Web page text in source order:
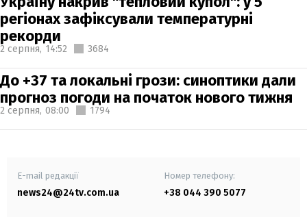
регіонах зафіксували температурні
рекорди
2 серпня, 14:52 3684
До +37 та локальні грози: синоптики дали
прогноз погоди на початок нового тижня
2 серпня, 08:00 1794
E-mail редакції
news24@24tv.com.ua
Номер телефону:
+38 044 390 5077